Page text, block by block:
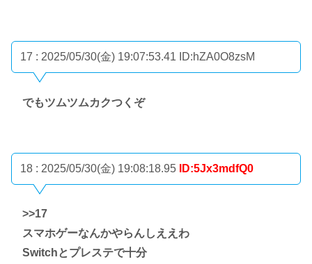
17 : 2025/05/30(金) 19:07:53.41 ID:hZA0O8zsM
でもツムツムカクつくぞ
18 : 2025/05/30(金) 19:08:18.95 ID:5Jx3mdfQ0
>>17
スマホゲーなんかやらんしええわ
Switchとプレステで十分